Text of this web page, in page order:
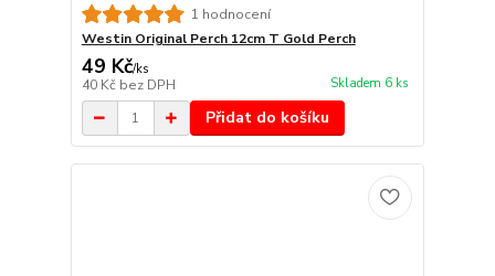
1 hodnocení
Westin Original Perch 12cm T Gold Perch
49 Kč/ks
40 Kč bez DPH Skladem 6 ks
Přidat do košíku